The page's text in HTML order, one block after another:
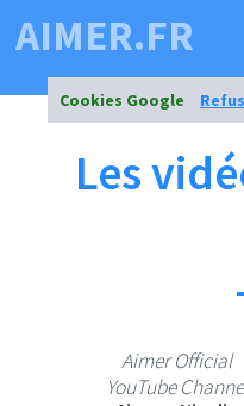
Cookies Google
AIMER.FR
Les
Aimer Official
YouTube